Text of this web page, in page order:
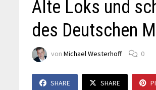
Alte Loks und
des Deutschen
vonMichael Westerhoff 0
SHARE SHARE